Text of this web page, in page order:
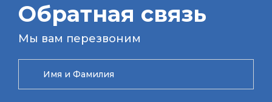
Обратная связь
Мы вам перезвоним